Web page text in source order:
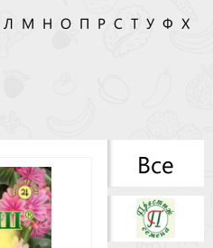
Л М Н О П Р С Т У Ф
Х
Все